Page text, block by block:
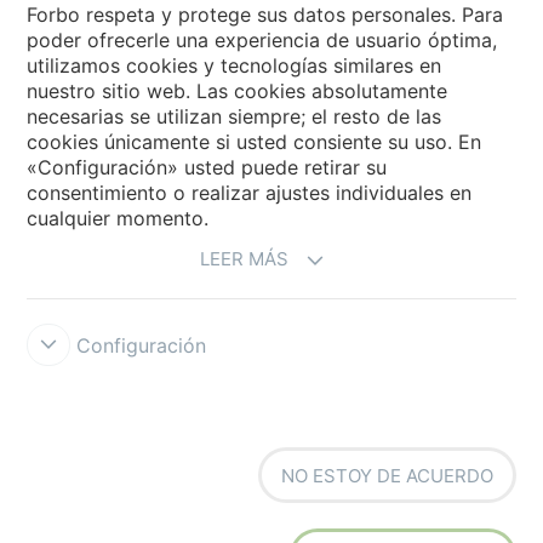
Forbo Flooring Systems
Forbo Movement Systems
Seleccione un país
Forbo respeta y protege sus datos personales. Para
poder ofrecerle una experiencia de usuario óptima,
utilizamos cookies y tecnologías similares en
nuestro sitio web. Las cookies absolutamente
necesarias se utilizan siempre; el resto de las
cookies únicamente si usted consiente su uso. En
«Configuración» usted puede retirar su
consentimiento o realizar ajustes individuales en
cualquier momento.
LEER MÁS
Configuración
NO ESTOY DE ACUERDO